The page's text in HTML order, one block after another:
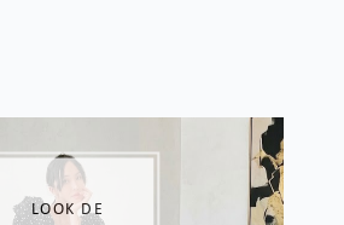
LOOK DE